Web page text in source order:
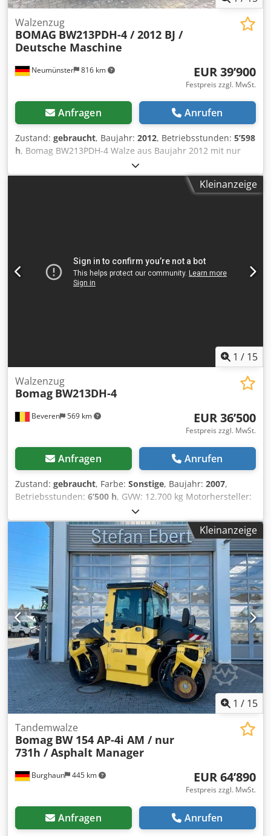
Neumünster 816 km
Walzenzug
BOMAG BW213PDH-4 / 2012 BJ /
Deutsche Maschine
EUR 39’900
Festpreis zzgl. MwSt.
Anfragen Anrufen
Zustand: gebraucht, Baujahr: 2012, Betriebsstunden: 5’598
h, Bomag BW213PDH-4 Walze aus Baujahr 2012 mit nur
5.598 Betriebsstunden! ----* Hersteller: Bomag * Typ:
BW213PDH-4 * Baujahr: 2012 * Abgelesene
Betriebsstunden: ca. 5.598 * Betriebsgewicht: 13.100 KG *
Whats App Alle Angaben ohne Gewähr und Garantie,
Irrtümer und Zwischenverkauf vorbehalten.
Kleinanzeige
1 / 15
Beveren 569 km
Walzenzug
Bomag BW213DH-4
EUR 36’500
Festpreis zzgl. MwSt.
Anfragen Anrufen
Zustand: gebraucht, Farbe: Sonstige, Baujahr: 2007,
Betriebsstunden: 6’500 h, GVW: 12.700 kg Motorhersteller:
Deutz CE-Kennzeichnung: ja Seriennummer:
101582511260 Maschinen zu verkaufen! Besuchen Sie
unsere Website und entdecken Sie eine Vielzahl sofort
verfügbarer Maschinen. Wir haben mehr Optionen als
online gelistet – rufen Sie uns gerne an oder schreiben Sie
uns jederzeit eine E-Mail. Alle unsere Maschinen sind
vollständig gewartet und auf Zuverlässigkeit geprüft.
Benötigen Sie Bilder? Kontaktieren Sie uns einfach, wir
senden sie Ihnen umgehend zu. Wir unterstützen Sie auf
Niederländisch, Englisch, Französisch, Deutsch, Spanisch
und Russisch. Dksdpfx Ajy R Uwred Ior Entdecken Sie
unser umfangreiches Angebot zuverlässiger Maschinen.
Kleinanzeige
1 / 15
Burghaun 445 km
Tandemwalze
Bomag BW 154 AP-4i AM / nur
731h / Asphalt Manager
EUR 64’890
Festpreis zzgl. MwSt.
Anfragen Anrufen